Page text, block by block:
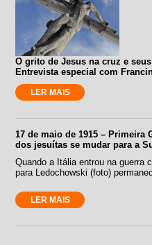
O grito de Jesus na cruz e
Entrevista especial com
LER MAIS
17 de maio de 1915 – Primeira
dos jesuítas se mudar para a
Quando a Itália entrou na guerra
para Ledochowski (foto)
LER MAIS